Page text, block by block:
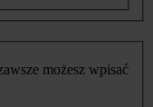
możesz wpisać